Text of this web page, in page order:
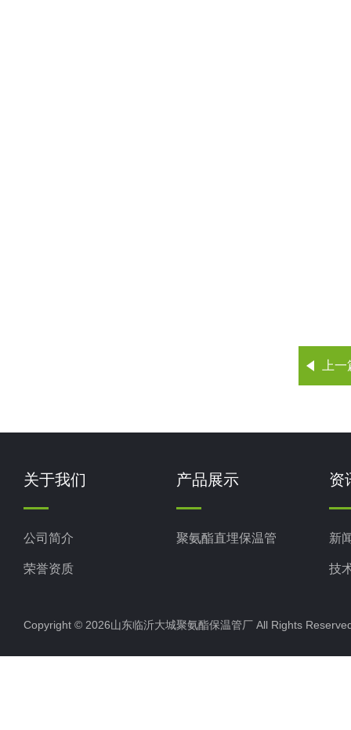
上
关于我们
公司简介
荣誉资质
产品展示
聚氨酯直埋保温管
资
新
技
Copyright © 2026山东临沂大城聚氨酯保温管厂 All Rights